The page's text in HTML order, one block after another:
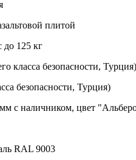
плитой
125 кг
класса безопасности, Турция)
безопасности, Турция)
с наличником, цвет
RAL 9003